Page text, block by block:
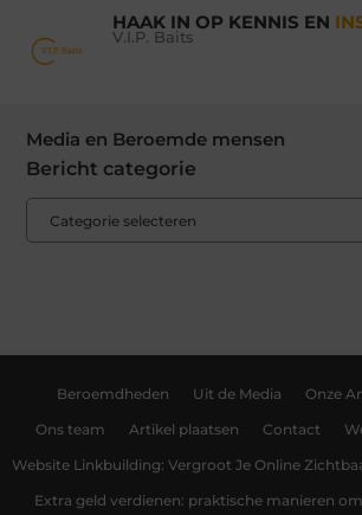
HAAK IN OP KENNIS EN
V.I.P. Baits
Media en Beroemde mensen
Bericht categorie
Beroemdheden Uit de Media Onze
Ons team Artikel plaatsen Contact
Website Linkbuilding: Vergroot Je Online
Extra geld verdienen: praktische manieren